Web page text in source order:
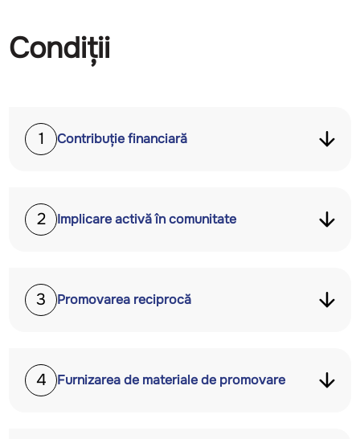
Condiții
1 Contribuție financiară
2 Implicare activă în comunitate
3 Promovarea reciprocă
4 Furnizarea de materiale de promovare